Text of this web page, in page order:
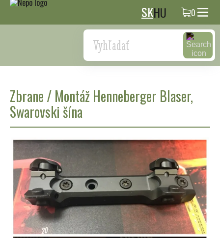
SKHU 0
Search
Zbrane/Montáž Henneberger Blaser,
Swarovski šína